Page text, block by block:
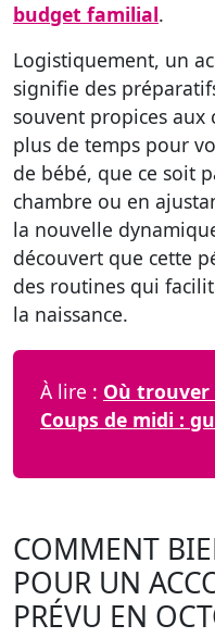
budget familial.
Logistiquement, un
signifie des
souvent propices aux
plus de temps pour
de bébé, que ce soit
chambre ou en
la nouvelle
découvert que cette
des routines qui
la naissance.
À lire : Où trouver
Coups de midi :
COMMENT
POUR UN
PRÉVU EN